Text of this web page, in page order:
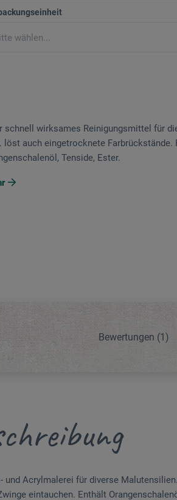
schnell wirksames Reinigungsmittel für
löst auch eingetrocknete
Tenside, Ester.
Bewertungen (1)
Acrylmalerei für diverse
eintauchen. Enthält